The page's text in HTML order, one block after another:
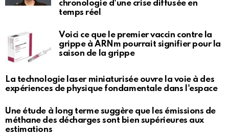
chronologie d'une crise diffusée en
temps réel
Voici ce que le premier vaccin contre la
grippe à ARNm pourrait signifier pour la
saison de la grippe
La technologie laser miniaturisée ouvre la voie à des
expériences de physique fondamentale dans l'espace
Une étude à long terme suggère que les émissions de
méthane des décharges sont bien supérieures aux
estimations